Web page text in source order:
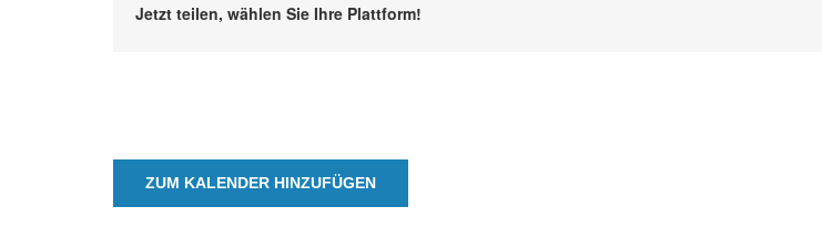
Jetzt teilen, wählen Sie Ihre Plattform!
ZUM KALENDER HINZUFÜGEN